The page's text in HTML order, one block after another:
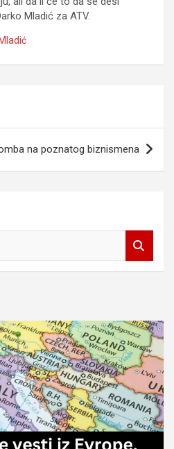
Mladić za ATV.
na poznatog biznismena